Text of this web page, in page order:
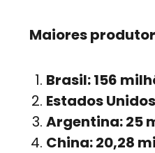
Maiores
Brasil: 156
Estados
Argentina: 25
China: 20,28